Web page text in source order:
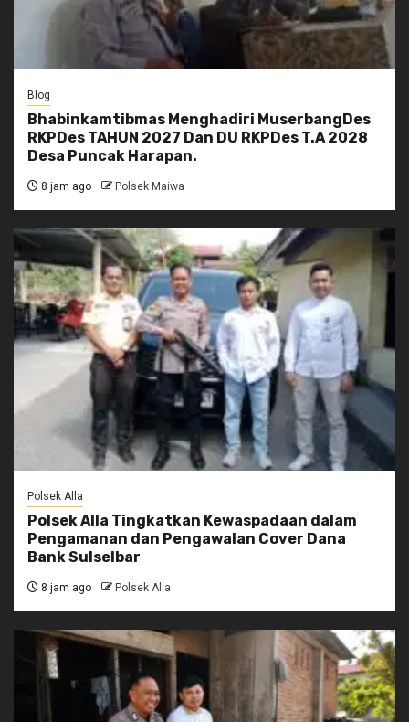
Blog
Bhabinkamtibmas Menghadiri MuserbangDes
RKPDes TAHUN 2027 Dan DU RKPDes T.A 2028
Desa Puncak Harapan.
8 jam ago Polsek Maiwa
Polsek Alla
Polsek Alla Tingkatkan Kewaspadaan dalam
Pengamanan dan Pengawalan Cover Dana
Bank Sulselbar
8 jam ago Polsek Alla